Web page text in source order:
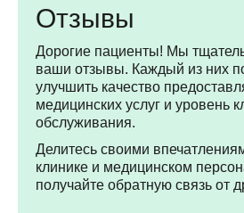
Отзывы
Дорогие пациенты! Мы
ваши отзывы. Каждый из них
улучшить качество
медицинских услуг и уровень
обслуживания.
Делитесь своими
клинике и медицинском
получайте обратную связь от